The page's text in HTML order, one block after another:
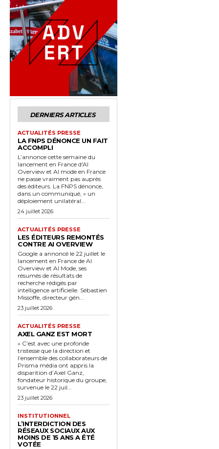
DERNIERS ARTICLES
ACTUALITÉS PRESSE
LA FNPS DÉNONCE UN FAIT
ACCOMPLI
L’annonce cette semaine du
lancement en France d'AI
Overview et AI mode en France
ne passe vraiment pas auprès
des éditeurs. La FNPS dénonce,
dans un communiqué, « un
déploiement unilatéral...
24 juillet 2026
ACTUALITÉS PRESSE
LES ÉDITEURS REMONTÉS
CONTRE AI OVERVIEW
Google a annoncé le 22 juillet le
lancement en France de AI
Overview et AI Mode, ses
résumés de résultats de
recherche rédigés par
intelligence artificielle. Sébastien
Missoffe, directeur gén...
23 juillet 2026
ACTUALITÉS PRESSE
AXEL GANZ EST MORT
« C’est avec une profonde
tristesse que la direction et
l’ensemble des collaborateurs de
Prisma média ont appris la
disparition d’Axel Ganz,
fondateur historique du groupe,
survenue le 22 juil...
23 juillet 2026
INSTITUTIONNEL
L’INTERDICTION DES
RÉSEAUX SOCIAUX AUX
MOINS DE 15 ANS A ÉTÉ
VOTÉE